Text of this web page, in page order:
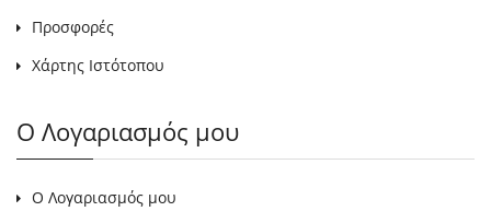
Προσφορές
Χάρτης Ιστότοπου
Ο Λογαριασμός μου
Ο Λογαριασμός μου